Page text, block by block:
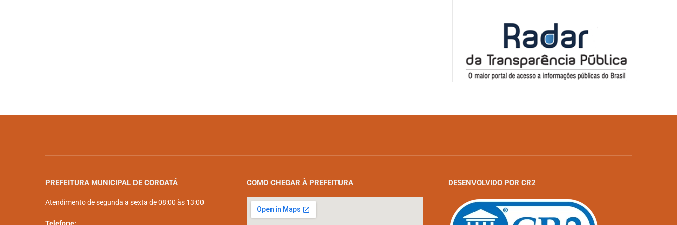
PREFEITURA MUNICIPAL DE COROATÁ
Atendimento de segunda a sexta de 08:00 às 13:00
COMO CHEGAR À PREFEITURA DESENVOLVIDO POR CR2